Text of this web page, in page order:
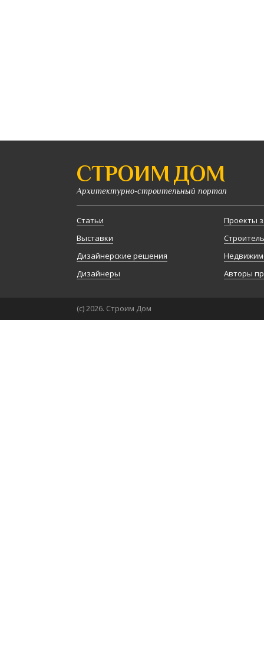
СТРОИМ ДОМ
Архитектурно-строительный портал
Статьи
Выставки
Дизайнерские решения
Дизайнеры
Проекты
Авторы
(с) 2026. Строим Дом